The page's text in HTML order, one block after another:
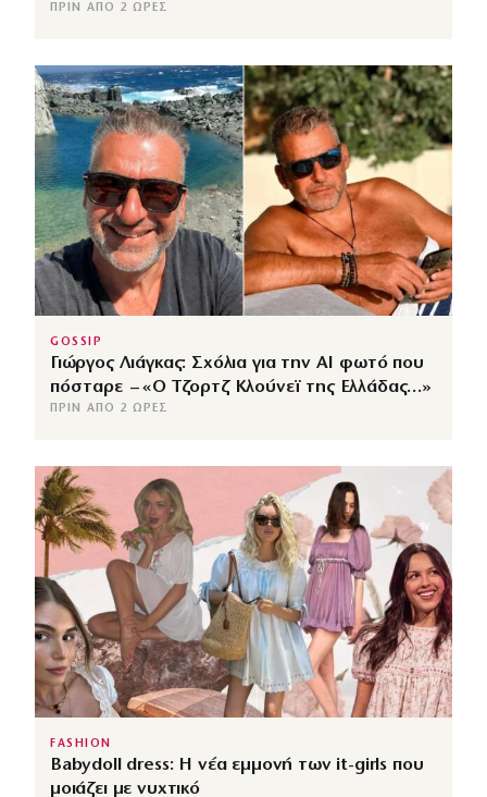
ΠΡΙΝ ΑΠΌ 2 ΏΡΕΣ
GOSSIP
Γιώργος Λιάγκας: Σχόλια για την ΑΙ φωτό που
πόσταρε – «Ο Τζορτζ Κλούνεϊ της Ελλάδας…»
ΠΡΙΝ ΑΠΌ 2 ΏΡΕΣ
FASHION
Babydoll dress: Η νέα εμμονή των it-girls που
μοιάζει με νυχτικό